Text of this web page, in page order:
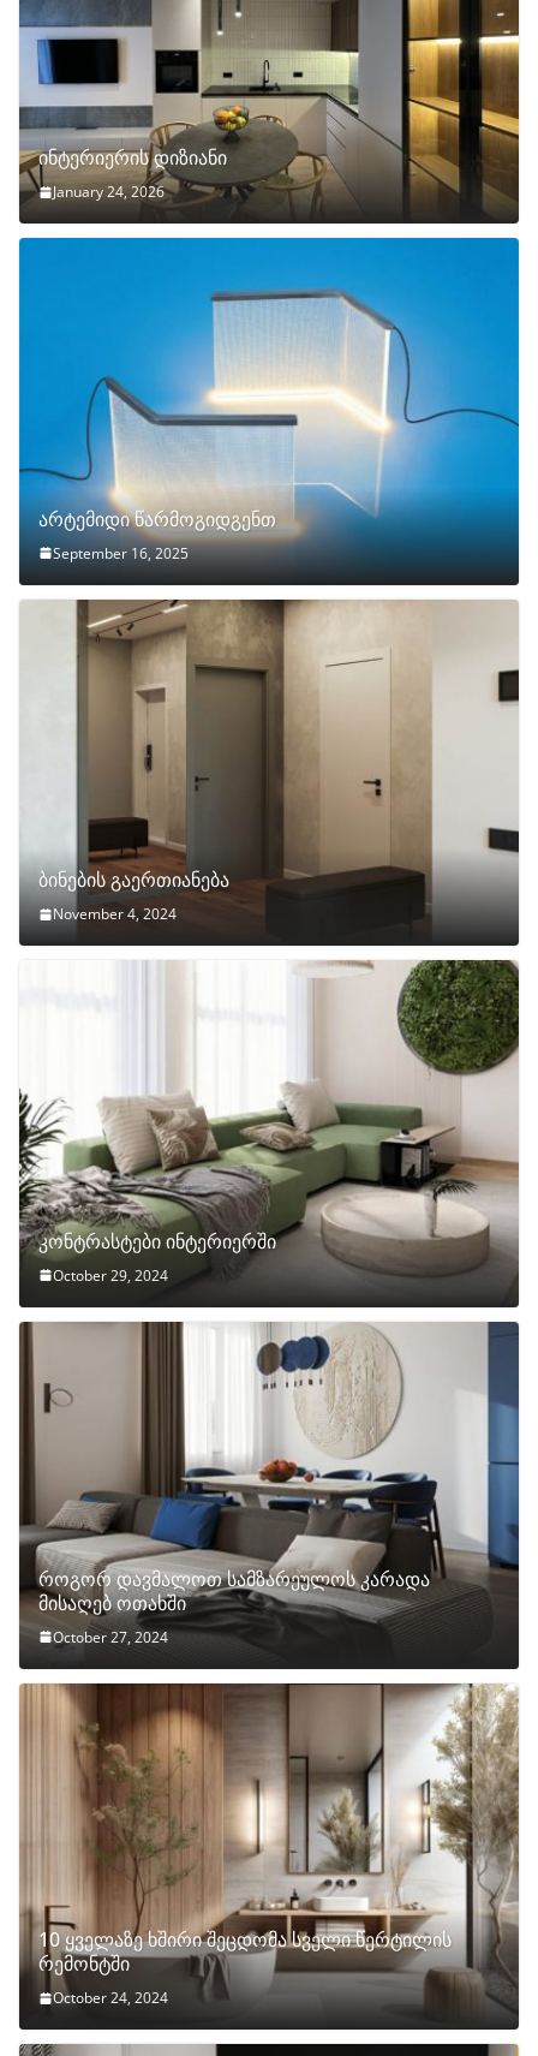
ინტერიერის დიზიანი
January 24, 2026
არტემიდი წარმოგიდგენთ
September 16, 2025
ბინების გაერთიანება
November 4, 2024
კონტრასტები ინტერიერში
October 29, 2024
როგორ დავმალოთ სამზარეულოს კარადა
მისაღებ ოთახში
October 27, 2024
10 ყველაზე ხშირი შეცდომა სველი წერტილის
რემონტში
October 24, 2024